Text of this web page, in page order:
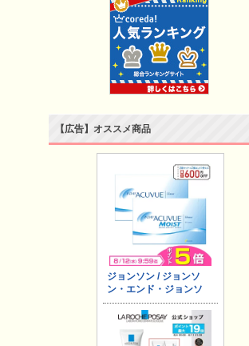
【広告】オススメ商品